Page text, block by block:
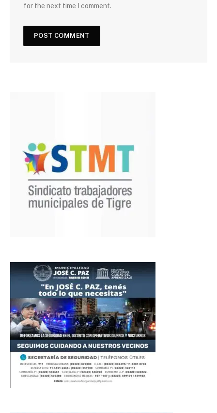
for the next time I comment.